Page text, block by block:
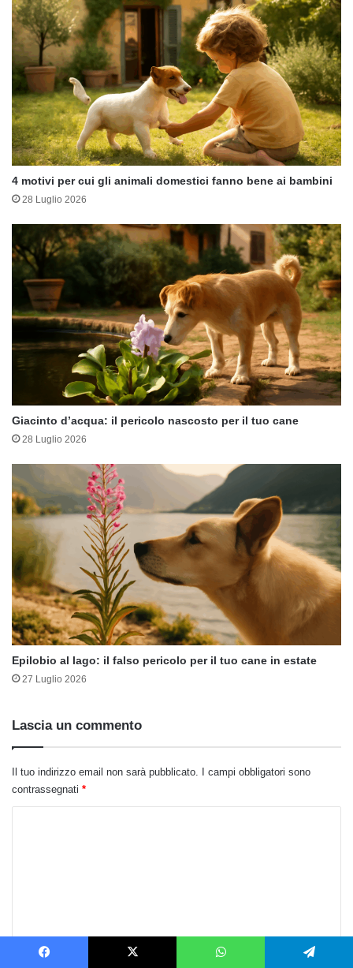
4 motivi per cui gli animali domestici fanno bene ai bambini
28 Luglio 2026
Giacinto d’acqua: il pericolo nascosto per il tuo cane
28 Luglio 2026
Epilobio al lago: il falso pericolo per il tuo cane in estate
27 Luglio 2026
Lascia un commento
Il tuo indirizzo email non sarà pubblicato.
I campi obbligatori sono
contrassegnati *
n